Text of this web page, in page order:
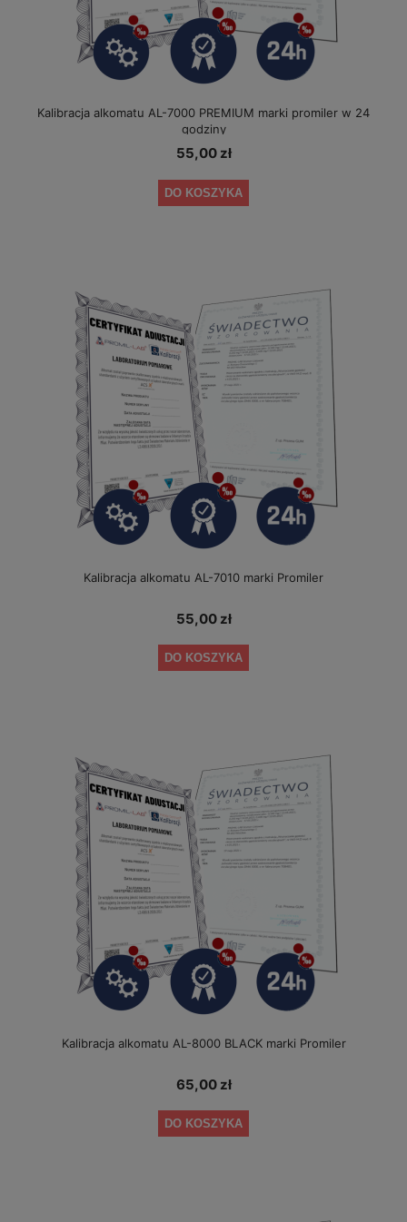
Kalibracja alkomatu AL-7000 PREMIUM marki promiler w 24
godziny
55,00 zł
DO KOSZYKA
Kalibracja alkomatu AL-7010 marki Promiler
55,00 zł
DO KOSZYKA
Kalibracja alkomatu AL-8000 BLACK marki Promiler
65,00 zł
DO KOSZYKA